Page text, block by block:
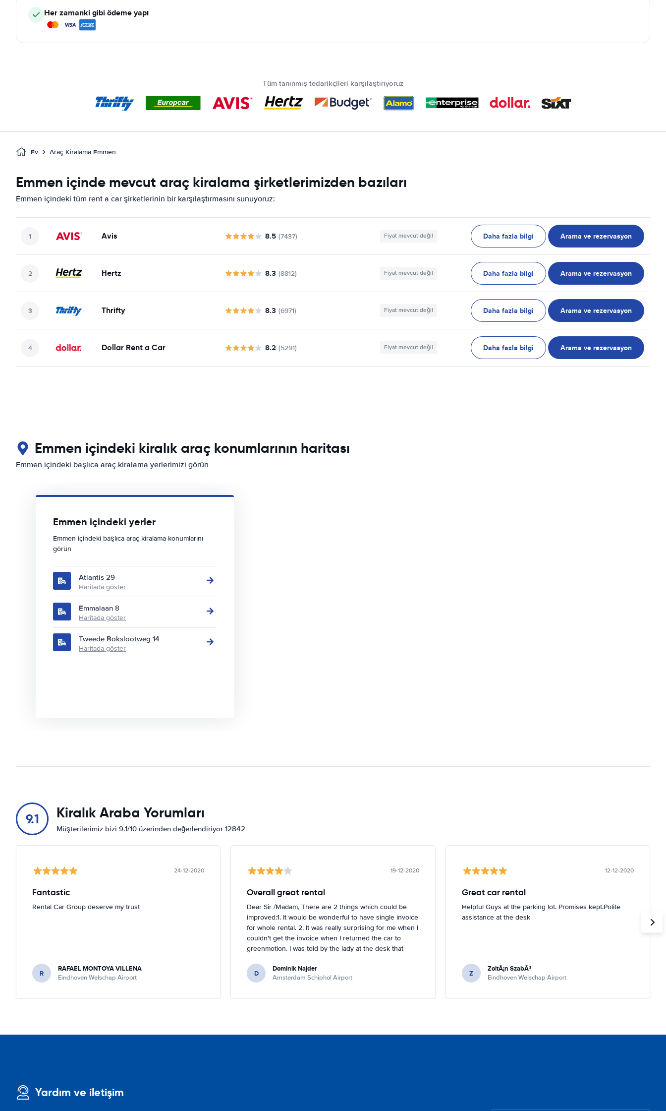
Her zamanki gibi ödeme yapı
Tüm tanınmış tedarikçileri karşılaştırıyoruz
Ev Araç Kiralama Emmen
Emmen içinde mevcut araç kiralama şirketlerimizden bazıları
Emmen içindeki tüm rent a car şirketlerinin bir karşılaştırmasını sunuyoruz:
Avis 8.5 (7437) Fiyat mevcut değil Daha fazla bilgi Arama ve rezervasyon
Hertz 8.3 (8812) Fiyat mevcut değil Daha fazla bilgi Arama ve rezervasyon
Thrifty 8.3 (6971) Fiyat mevcut değil Daha fazla bilgi Arama ve rezervasyon
Dollar Rent a Car 8.2 (5291) Fiyat mevcut değil Daha fazla bilgi Arama ve rezervasyon
Emmen içindeki kiralık araç konumlarının haritası
Emmen içindeki başlıca araç kiralama yerlerimizi görün
Emmen içindeki yerler
Emmen içindeki başlıca araç kiralama konumlarını
görün
Atlantis 29
Haritada göster
Emmalaan 8
Haritada göster
Tweede Bokslootweg 14
Haritada göster
9.1 Kiralık Araba Yorumları
Müşterilerimiz bizi 9.1/10 üzerinden değerlendiriyor 12842
24-12-2020
Fantastic
Rental Car Group deserve my trust
R RAFAEL MONTOYA VILLENA
Eindhoven Welschap Airport
19-12-2020
Overall great rental
Dear Sir /Madam, There are 2 things which could be
improved:1. It would be wonderful to have single invoice
for whole rental. 2. It was really surprising for me when I
couldn't get the invoice when I returned the car to
greenmotion. I was told by the lady at the desk that
after that the invoice will be sent to my email address.
I'm not sure if it's a problem to check the car with flash
with the car overnight on the parking I would be
D Dominik Najder
Amsterdam Schiphol Airport
12-12-2020
Great car rental
Helpful Guys at the parking lot. Promises kept.Polite
assistance at the desk
Z ZoltÃ¡n SzabÃ³
Eindhoven Welschap Airport
Yardım ve iletişim